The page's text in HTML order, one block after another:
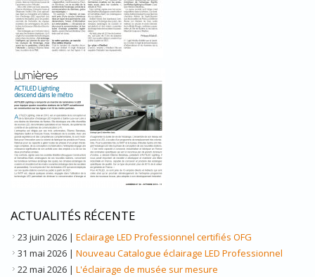
ACTUALITÉS RÉCENTE
23 juin 2026 | Eclairage LED Professionnel certifiés OFG
31 mai 2026 | Nouveau Catalogue éclairage LED Professionnel
22 mai 2026 | L'éclairage de musée sur mesure